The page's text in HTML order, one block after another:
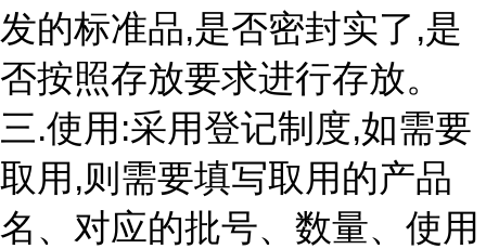
发的标准品,是否密封实了,是
否按照存放要求进行存放。
三.使用:采用登记制度,如需要
取用,则需要填写取用的产品
名、对应的批号、数量、使用